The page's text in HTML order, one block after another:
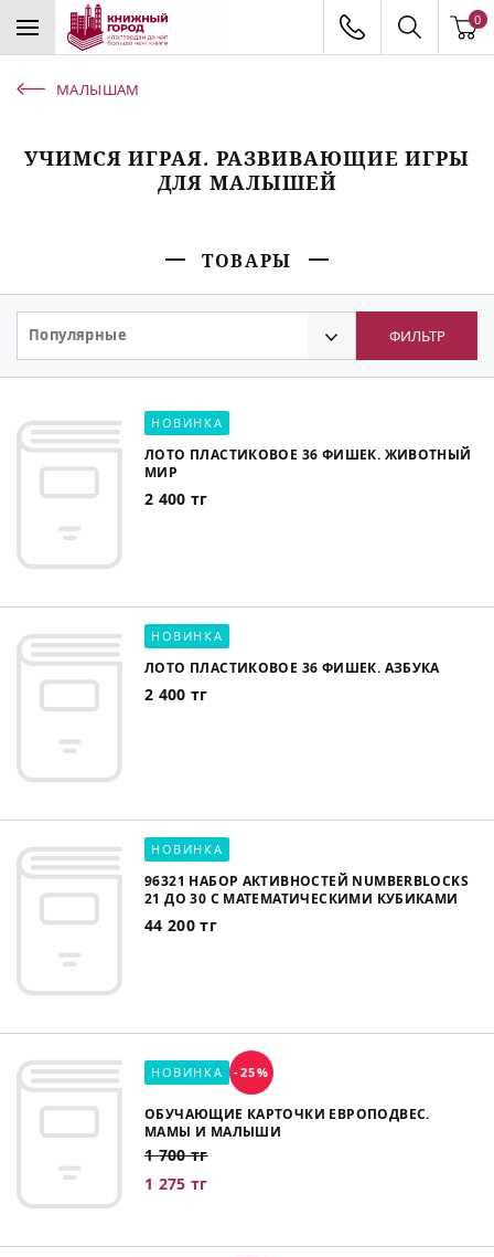
0
МАЛЫШАМ
УЧИМСЯ ИГРАЯ. РАЗВИВАЮЩИЕ ИГРЫ
ДЛЯ МАЛЫШЕЙ
ТОВАРЫ
Популярные ФИЛЬТР
НОВИНКА
ЛОТО ПЛАСТИКОВОЕ 36 ФИШЕК. ЖИВОТНЫЙ
МИР
2 400 тг
НОВИНКА
ЛОТО ПЛАСТИКОВОЕ 36 ФИШЕК. АЗБУКА
2 400 тг
НОВИНКА
96321 НАБОР АКТИВНОСТЕЙ NUMBERBLOCKS
21 ДО 30 С МАТЕМАТИЧЕСКИМИ КУБИКАМИ
44 200 тг
НОВИНКА -25%
ОБУЧАЮЩИЕ КАРТОЧКИ ЕВРОПОДВЕС.
МАМЫ И МАЛЫШИ
1 700 тг
1 275 тг